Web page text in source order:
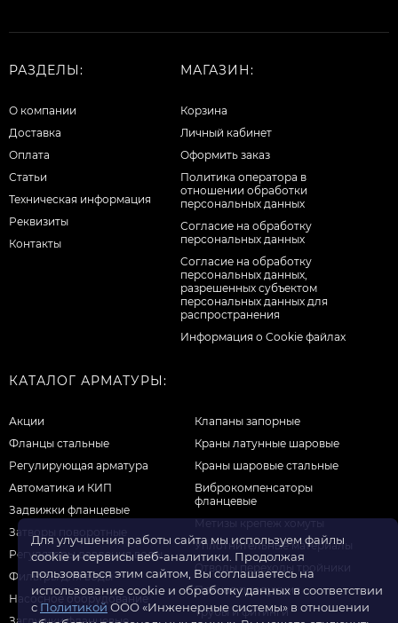
РАЗДЕЛЫ:
О компании
Доставка
Оплата
Статьи
Техническая информация
Реквизиты
Контакты
МАГАЗИН:
Корзина
Личный кабинет
Оформить заказ
Политика оператора в
отношении обработки
персональных данных
Согласие на обработку
персональных данных
Cогласие на обработку
персональных данных,
разрешенных субъектом
персональных данных для
распространения
Информация о Cookie файлах
КАТАЛОГ АРМАТУРЫ:
Акции
Фланцы стальные
Регулирующая арматура
Автоматика и КИП
Задвижки фланцевые
Затворы поворотные
Регуляторы давления воды
Фильтры для воды
Насосное оборудование
Клапаны запорные
Краны латунные шаровые
Краны шаровые стальные
Виброкомпенсаторы
фланцевые
Метизы крепеж хомуты
Уплотнительные материалы
Отводы переходы тройники
Прочая продукция
Трубы и фитинги
Для улучшения работы сайта мы используем файлы
cookie и сервисы веб-аналитики. Продолжая
пользоваться этим сайтом, Вы соглашаетесь на
использование cookie и обработку данных в соответствии
с Политикой ООО «Инженерные системы» в отношении